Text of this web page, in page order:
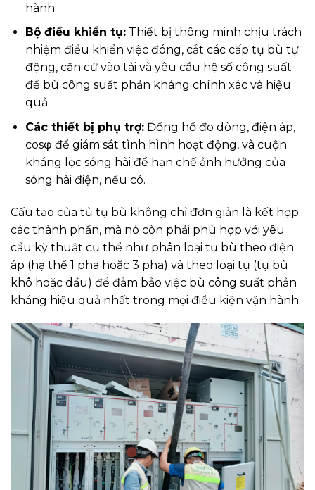
hành.
Bộ điều khiển tụ:Thiết bị thông minh chịu trách
nhiệm điều khiển việc đóng, cắt các cấp tụ bù tự
động, căn cứ vào tải và yêu cầu hệ số công suất
để bù công suất phản kháng chính xác và hiệu
quả.
Các thiết bị phụ trợ:Đồng hồ đo dòng, điện áp,
cosφ để giám sát tình hình hoạt động, và cuộn
kháng lọc sóng hài để hạn chế ảnh hưởng của
sóng hài điện, nếu có.
Cấu tạo của tủ tụ bù không chỉ đơn giản là kết hợp
các thành phần, mà nó còn phải phù hợp với yêu
cầu kỹ thuật cụ thể như phân loại tụ bù theo điện
áp (hạ thế 1 pha hoặc 3 pha) và theo loại tụ (tụ bù
khô hoặc dầu) để đảm bảo việc bù công suất phản
kháng hiệu quả nhất trong mọi điều kiện vận hành.